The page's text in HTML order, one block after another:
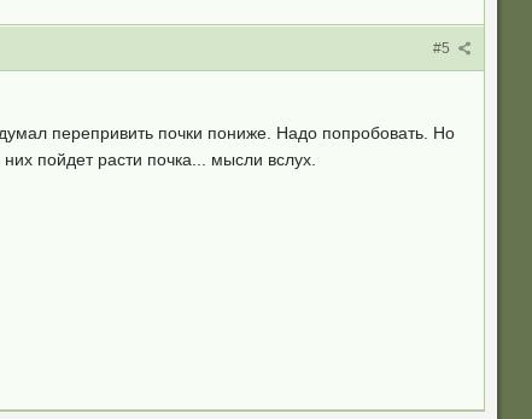
#5
перепривить почки пониже. Надо попробовать. Но
пойдет расти почка... мысли вслух.